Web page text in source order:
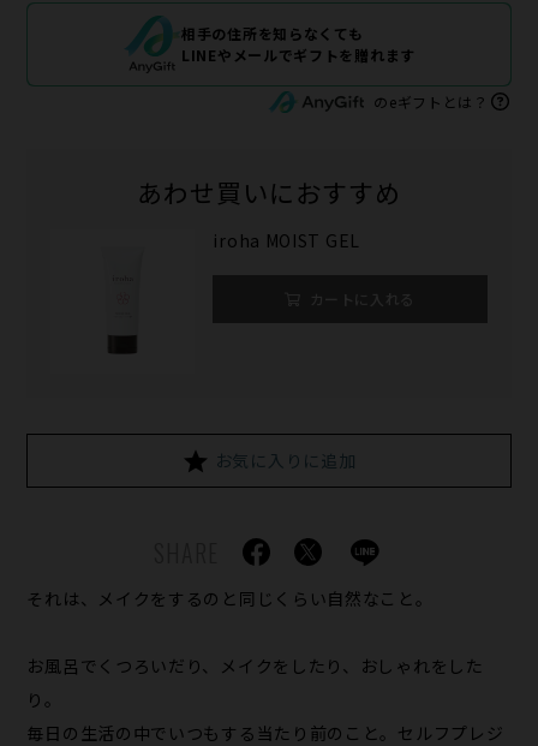
相手の住所を知らなくても
LINEやメールでギフトを贈れます
のeギフトとは？
あわせ買いにおすすめ
iroha MOIST GEL
お気に入りに追加
それは、メイクをするのと同じくらい自然なこと。
お風呂でくつろいだり、メイクをしたり、おしゃれをした
り。
毎日の生活の中でいつもする当たり前のこと。セルフプレジ